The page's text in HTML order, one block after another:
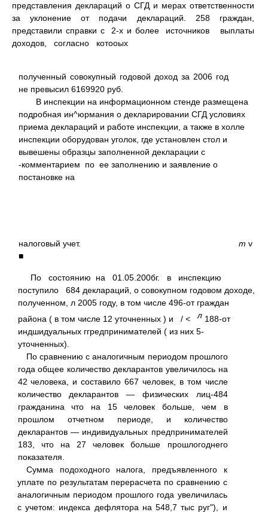
представления деклараций о СГД и мерах ответственности
за уклонение от подачи деклараций. 258 граждан,
представили справки с 2-х и более источников выплаты
доходов, согласно котооых
полученный совокупный годовой доход за 2006 год
не превысил 6169920 руб.
В инспекции на информационном стенде размещена
подробная ин^юрмания о декларировании СГД условиях
приема деклараций и работе инспекции, а также в холле
инспекции оборудован уголок, где установлен стол и
вывешены образцы заполненной декларации с
-комментарием по ее заполнению и заявление о
постановке на
налоговый учет. т v
■
По состоянию на 01.05.200бг. в инспекцию
поступило 684 деклараций, о совокупном годовом доходе,
полученном, л 2005 году, в том числе 496-от граждан
района ( в том числе 12 уточненных ) и / <л 188-от
индшидуальных ггредпринимателей ( из них 5-
уточненных).
По сравнению с аналогичным периодом прошлого
года общее количество декларантов увеличилось на
42 человека, и составило 667 человек, в том числе
количество декларантов — физических лиц-484
гражданина что на 15 человек больше, чем в
прошлом отчетном периоде, и количество
декларантов — индивидуальных предпринимателей
183, что на 27 человек больше прошлогоднего
показателя.
Сумма подоходного налога, предъявленного к
уплате по результатам перерасчета по сравнению с
аналогичным периодом прошлого года увеличилась
с учетом: индекса дефлятора на 548,7 тыс руг"), и